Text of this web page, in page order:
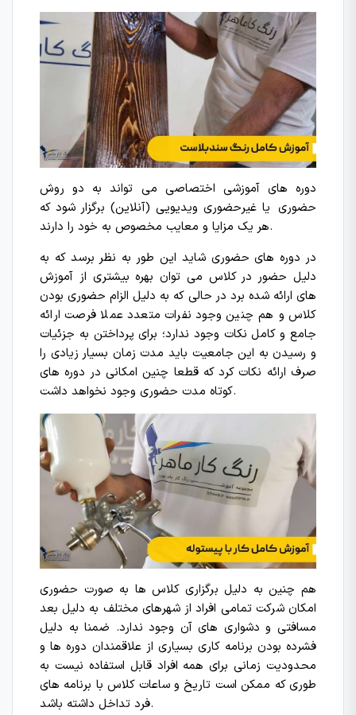
دوره های آموزشی اختصاصی می تواند به دو روش
حضوری یا غیرحضوری ویدیویی (آنلاین) برگزار شود که
هر یک مزایا و معایب مخصوص به خود را دارند.
در دوره های حضوری شاید این طور به نظر برسد که به
دلیل حضور در کلاس می توان بهره بیشتری از آموزش
های ارائه شده برد در حالی که به دلیل الزام حضوری بودن
کلاس و هم چنین وجود نفرات متعدد عملا فرصت ارائه
جامع و کامل نکات وجود ندارد؛ برای پرداختن به جزئیات
و رسیدن به این جامعیت باید مدت زمان بسیار زیادی را
صرف ارائه نکات کرد که قطعا چنین امکانی در دوره های
کوتاه مدت حضوری وجود نخواهد داشت.
هم چنین به دلیل برگزاری کلاس ها به صورت حضوری
امکان شرکت تمامی افراد از شهرهای مختلف به دلیل بعد
مسافتی و دشواری های آن وجود ندارد. ضمنا به دلیل
فشرده بودن برنامه کاری بسیاری از علاقمندان دوره ها و
محدودیت زمانی برای همه افراد قابل استفاده نیست به
طوری که ممکن است تاریخ و ساعات کلاس با برنامه های
فرد تداخل داشته باشد.